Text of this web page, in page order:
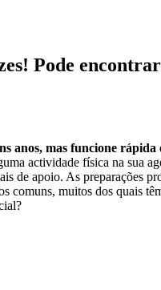
Pode
anos, mas funcione rápida
actividade física na sua
de apoio. As preparações
comuns, muitos dos quais